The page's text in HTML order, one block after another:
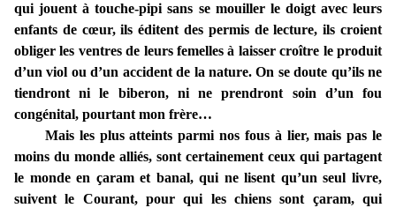
qui jouent à touche-pipi sans se mouiller le doigt avec leurs
enfants de cœur, ils éditent des permis de lecture, ils croient
obliger les ventres de leurs femelles à laisser croître le produit
d’un viol ou d’un accident de la nature. On se doute qu’ils ne
tiendront ni le biberon, ni ne prendront soin d’un fou
congénital, pourtant mon frère…
Mais les plus atteints parmi nos fous à lier, mais pas le
moins du monde alliés, sont certainement ceux qui partagent
le monde en çaram et banal, qui ne lisent qu’un seul livre,
suivent le Courant, pour qui les chiens sont çaram, qui